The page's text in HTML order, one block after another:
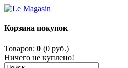
Корзина покупок
Товаров: 0 (0 руб.)
Ничего не куплено!